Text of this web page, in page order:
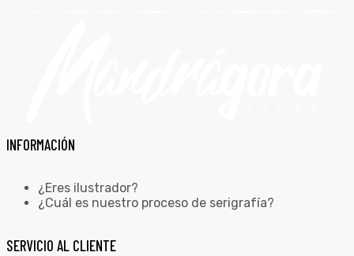
INFORMACIÓN
¿Eres ilustrador?
¿Cuál es nuestro proceso de serigrafía?
SERVICIO AL CLIENTE